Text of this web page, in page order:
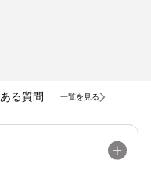
る質問 一覧を見る